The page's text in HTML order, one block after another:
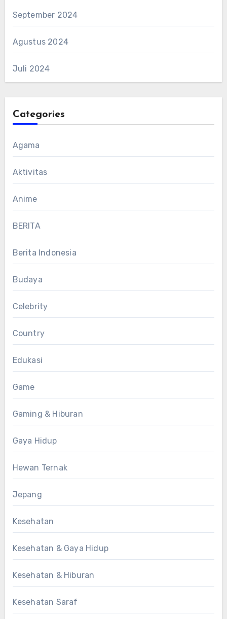
September 2024
Agustus 2024
Juli 2024
Categories
Agama
Aktivitas
Anime
BERITA
Berita Indonesia
Budaya
Celebrity
Country
Edukasi
Game
Gaming & Hiburan
Gaya Hidup
Hewan Ternak
Jepang
Kesehatan
Kesehatan & Gaya Hidup
Kesehatan & Hiburan
Kesehatan Saraf